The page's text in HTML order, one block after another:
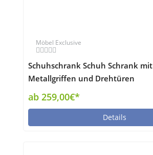
Möbel Exclusive
Schuhschrank Schuh Schrank mit
Metallgriffen und Drehtüren
ab 259,00€*
Details